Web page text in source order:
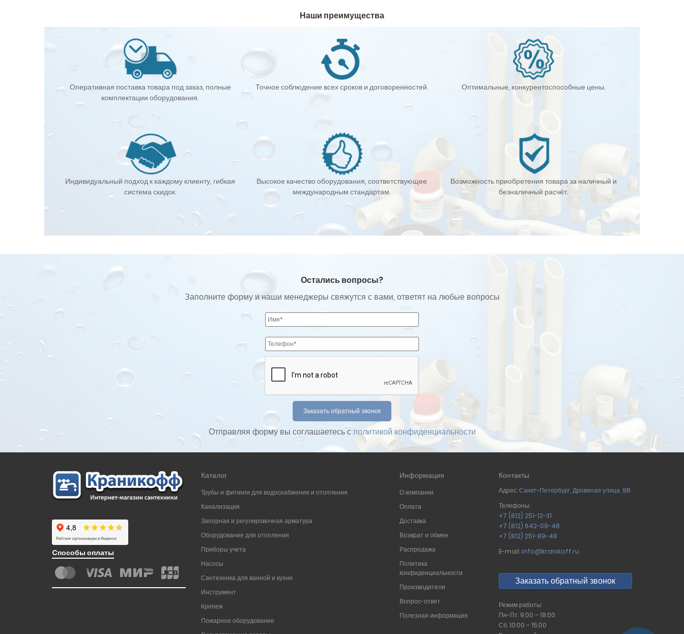
Наши преимущества
Оперативная поставка товара под заказ, полные
комплектации оборудования.
Точное соблюдение всех сроков и договоренностей. Оптимальные, конкурентоспособные цены.
Индивидуальный подход к каждому клиенту, гибкая
система скидок.
Высокое качество оборудования, соответствующее
международным стандартам.
Возможность приобретения товара за наличный и
безналичный расчёт.
Остались вопросы?
Заполните форму и наши менеджеры свяжутся с вами, ответят на любые вопросы
Отправляя форму вы соглашаетесь с политикой конфиденциальности
Cпособы оплаты
Каталог
Трубы и фитинги для водоснабжения и отопления
Канализация
Запорная и регулировочная арматура
Оборудование для отопления
Приборы учета
Насосы
Сантехника для ванной и кухни
Инструмент
Крепеж
Пожарное оборудование
Информация
О компании
Оплата
Доставка
Возврат и обмен
Распродажа
Политика
конфиденциальности
Производители
Вопрос-ответ
Полезная информация
Контакты
Адрес:Санкт-Петербург, Дровяная улица, 9В
Телефоны:
+7 (812) 251-12-31
+7 (812) 642-09-48
+7 (812) 251-89-48
E-mail: info@kranikoff.ru
Заказать обратный звонок
Режим работы:
Пн-Пт: 9:00 – 18:00
Сб: 10:00 – 15:00